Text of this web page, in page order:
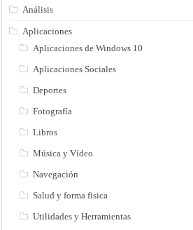
Análisis
Aplicaciones
Aplicaciones de Windows 10
Aplicaciones Sociales
Deportes
Fotografía
Libros
Música y Vídeo
Navegación
Salud y forma fisica
Utilidades y Herramientas